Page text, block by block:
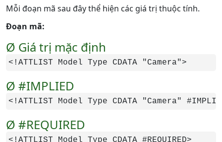
Mỗi đoạn mã sau đây thể hiện các giá trị thuộc tính.
Đoạn mã:
Ø Giá trị mặc định
<!ATTLIST Model Type CDATA "Camera">
Ø #IMPLIED
<!ATTLIST Model Type CDATA "Camera"
Ø #REQUIRED
<!ATTLIST Model Type CDATA #REQUIRED>